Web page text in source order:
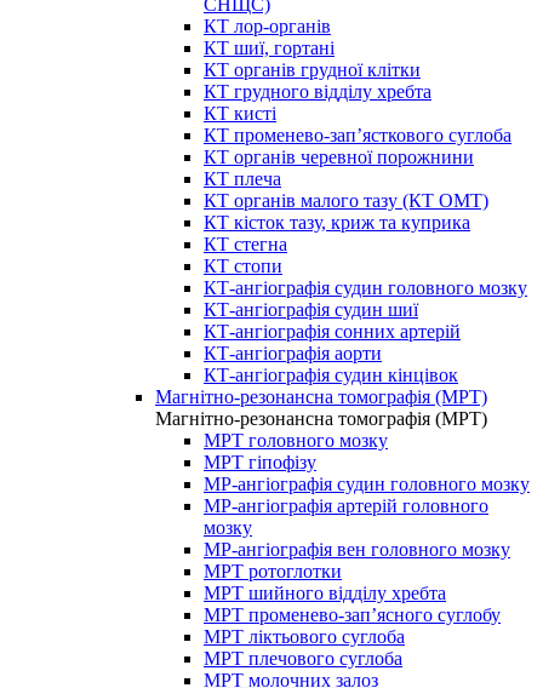
СНЩС)
КТ лор-органів
КТ шиї, гортані
КТ органів грудної клітки
КТ грудного відділу хребта
КТ кисті
КТ променево-зап’ясткового суглоба
КТ органів черевної порожнини
КТ плеча
КТ органів малого тазу (КТ ОМТ)
КТ кісток тазу, криж та куприка
КТ стегна
КТ стопи
КТ-ангіографія судин головного мозку
КТ-ангіографія судин шиї
КТ-ангіографія сонних артерій
КТ-ангіографія аорти
КТ-ангіографія судин кінцівок
Магнітно-резонансна томографія (МРТ)
Магнітно-резонансна томографія (МРТ)
МРТ головного мозку
МРТ гіпофізу
МР-ангіографія судин головного мозку
МР-ангіографія артерій головного
мозку
МР-ангіографія вен головного мозку
МРТ ротоглотки
МРТ шийного відділу хребта
МРТ променево-зап’ясного суглобу
МРТ ліктьового суглоба
МРТ плечового суглоба
МРТ молочних залоз